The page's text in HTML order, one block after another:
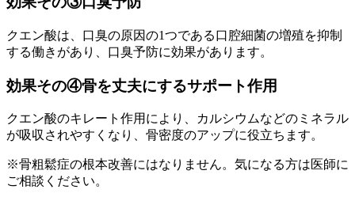
クエン酸は、口臭の原因の1つである口腔細菌の増殖を抑制
する働きがあり、口臭予防に効果があります。
効果その④骨を丈夫にするサポート作用
クエン酸のキレート作用により、カルシウムなどのミネラル
が吸収されやすくなり、骨密度のアップに役立ちます。
※骨粗鬆症の根本改善にはなりません。気になる方は医師に
ご相談ください。